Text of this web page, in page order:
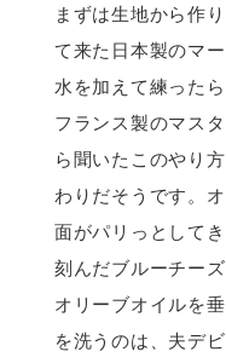
まずは生地から作
て来た日本製のマ
水を加えて練った
フランス製のマス
ら聞いたこのやり
わりだそうです。
面がパリっとして
刻んだブルーチー
オリーブオイルを
を洗うのは、夫デ